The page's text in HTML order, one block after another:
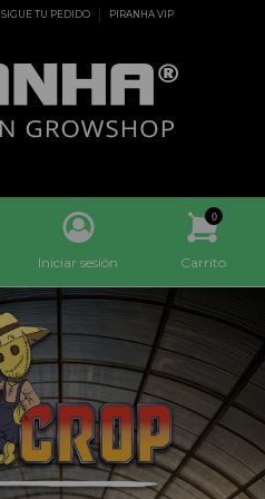
SIGUE TU PEDIDO PIRANHA VIP
Iniciar sesión
0
Carrito